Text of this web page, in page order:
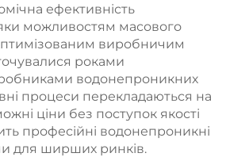
ефективність
можливостям масового
виробничим
роками
водонепроникних
процеси перекладаються на
ціни без поступок якості
професійні водонепроникні
для ширших ринків.